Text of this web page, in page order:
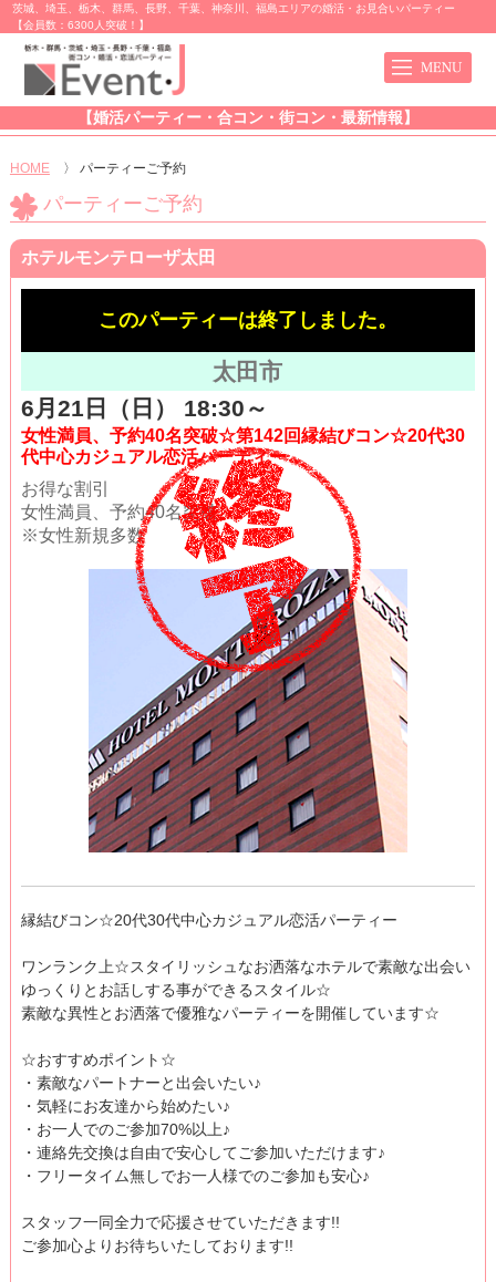
茨城、埼玉、栃木、群馬、長野、千葉、神奈川、福島エリアの婚活・お見合いパーティー
【会員数：6300人突破！】
【婚活パーティー・合コン・街コン・最新情報】
HOME 〉 パーティーご予約
パーティーご予約
ホテルモンテローザ太田
このパーティーは終了しました。
太田市
6月21日（日） 18:30～
女性満員、予約40名突破☆第142回縁結びコン☆20代30
代中心カジュアル恋活パーティー
お得な割引
女性満員、予約40名突破
※女性新規多数
縁結びコン☆20代30代中心カジュアル恋活パーティー
ワンランク上☆スタイリッシュなお洒落なホテルで素敵な出会い
ゆっくりとお話しする事ができるスタイル☆
素敵な異性とお洒落で優雅なパーティーを開催しています☆
☆おすすめポイント☆
・素敵なパートナーと出会いたい♪
・気軽にお友達から始めたい♪
・お一人でのご参加70%以上♪
・連絡先交換は自由で安心してご参加いただけます♪
・フリータイム無しでお一人様でのご参加も安心♪
スタッフ一同全力で応援させていただきます!!
ご参加心よりお待ちいたしております!!